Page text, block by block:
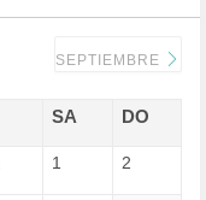
SEPTIEMBRE
SA DO
1 2